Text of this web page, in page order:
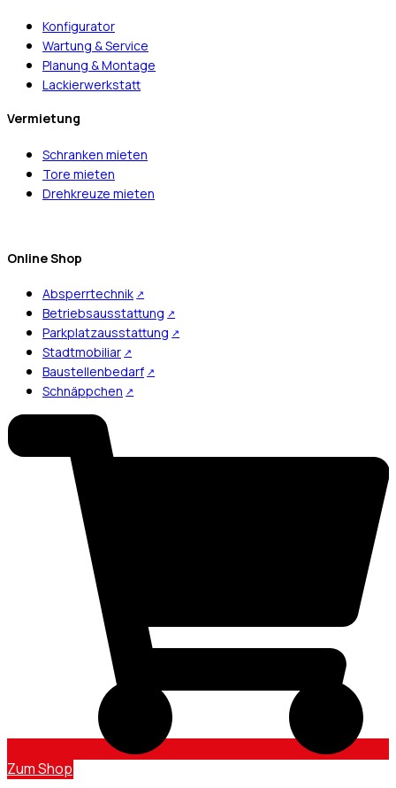
Konfigurator
Wartung & Service
Planung & Montage
Lackierwerkstatt
Vermietung
Schranken mieten
Tore mieten
Drehkreuze mieten
Online Shop
Absperrtechnik
Betriebsausstattung
Parkplatzausstattung
Stadtmobiliar
Baustellenbedarf
Schnäppchen
Zum Shop